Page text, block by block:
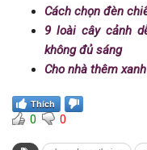
Cách chọn đèn
9 loài cây cảnh
không đủ sáng
Cho nhà thêm
Thích
0 0